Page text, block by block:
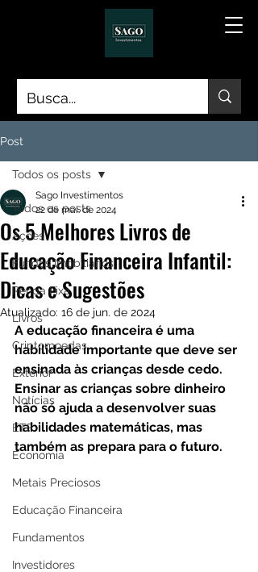
Post
Todos os posts
Ações
Fundos Imobiliários
Renda Fixa
Livros
Criptomoedas
Exterior
Notícias
ETF
Economia
Metais Preciosos
Educação Financeira
Fundamentos
Investidores
Todos os posts
Os 5 Melhores Livros de
Educação Financeira Infantil:
Dicas e Sugestões
Sago Investimentos
22 de mai. de 2024
Atualizado: 16 de jun. de 2024
A educação financeira é uma
habilidade importante que deve ser
ensinada às crianças desde cedo.
Ensinar as crianças sobre dinheiro
não só ajuda a desenvolver suas
habilidades matemáticas, mas
também as prepara para o futuro.